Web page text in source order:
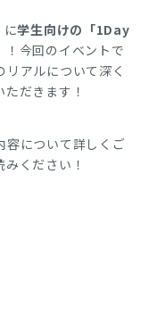
に学生向けの「1Day
！今回のイベントで
アルについて深く
だきます！
容について詳しくご
ください！